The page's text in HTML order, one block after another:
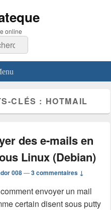
online
:
CLÉS : HOTMAIL
des e-mails en
Linux (Debian)
008 —3 commentaires ↓
envoyer un mail
certain disent sous putty